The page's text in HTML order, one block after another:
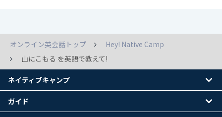
オンライン英会話トップ
Hey! Native Camp
山にこもる を英語で教えて!
ネイティブキャンプ
ガイド